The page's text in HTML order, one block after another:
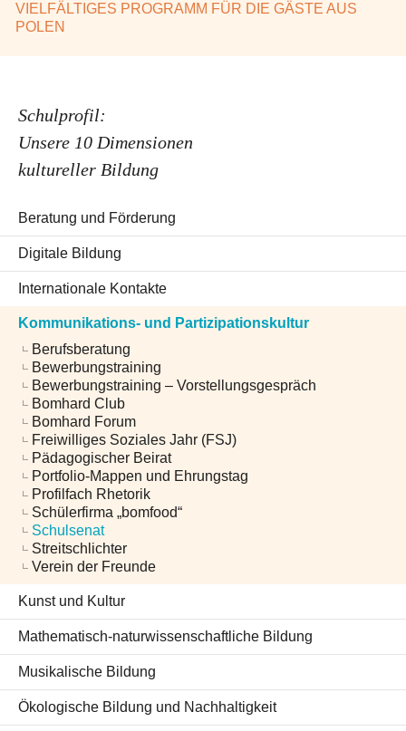
VIELFÄLTIGES PROGRAMM FÜR DIE GÄSTE AUS
POLEN
Schulprofil:
Unsere 10 Dimensionen
kultureller Bildung
Beratung und Förderung
Digitale Bildung
Internationale Kontakte
Kommunikations- und Partizipationskultur
Berufsberatung
Bewerbungstraining
Bewerbungstraining – Vorstellungsgespräch
Bomhard Club
Bomhard Forum
Freiwilliges Soziales Jahr (FSJ)
Pädagogischer Beirat
Portfolio-Mappen und Ehrungstag
Profilfach Rhetorik
Schülerfirma „bomfood“
Schulsenat
Streitschlichter
Verein der Freunde
Kunst und Kultur
Mathematisch-naturwissenschaftliche Bildung
Musikalische Bildung
Ökologische Bildung und Nachhaltigkeit